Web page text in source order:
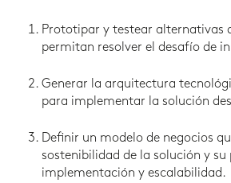
Prototipar y testear alternativas
permitan resolver el desafío de
Generar la arquitectura
para implementar la solución
Definir un modelo de negocios
sostenibilidad de la solución y su
implementación y escalabilidad.